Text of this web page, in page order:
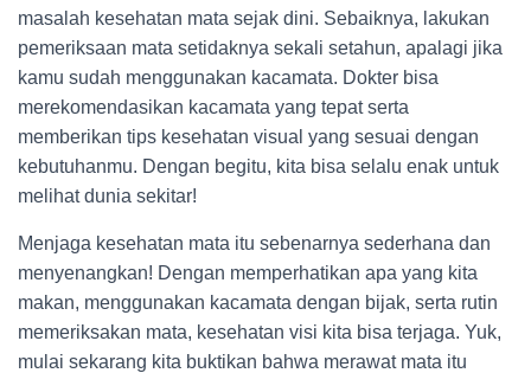
masalah kesehatan mata sejak dini. Sebaiknya, lakukan
pemeriksaan mata setidaknya sekali setahun, apalagi jika
kamu sudah menggunakan kacamata. Dokter bisa
merekomendasikan kacamata yang tepat serta
memberikan tips kesehatan visual yang sesuai dengan
kebutuhanmu. Dengan begitu, kita bisa selalu enak untuk
melihat dunia sekitar!
Menjaga kesehatan mata itu sebenarnya sederhana dan
menyenangkan! Dengan memperhatikan apa yang kita
makan, menggunakan kacamata dengan bijak, serta rutin
memeriksakan mata, kesehatan visi kita bisa terjaga. Yuk,
mulai sekarang kita buktikan bahwa merawat mata itu